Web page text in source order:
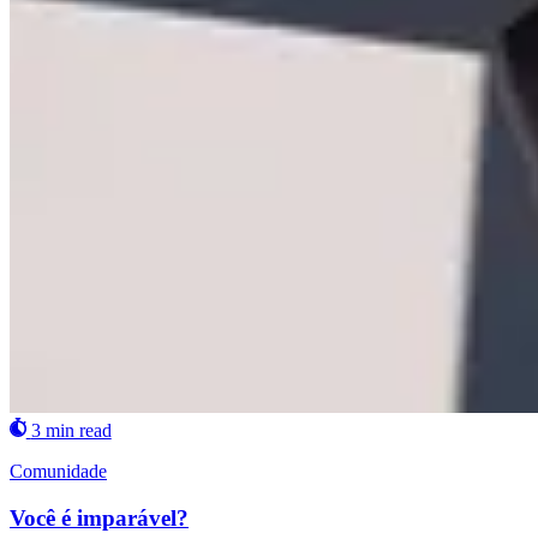
3 min read
Comunidade
Você é imparável?